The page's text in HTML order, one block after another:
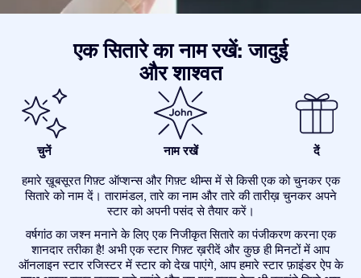
एक सितारे का नाम रखें: जादुई
और शाश्वत
चुनें नाम रखें दें
हमारे ख़ूबसूरत गिफ़्ट ऑप्शन्स और गिफ़्ट थीम्स में से किसी एक को चुनकर एक
सितारे को नाम दें। तारामंडल, तारे का नाम और तारे की तारीख़ चुनकर अपने
स्टार को अपनी पसंद से तैयार करें।
वर्षगांठ का जश्न मनाने के लिए एक निजीकृत सितारे का पंजीकरण करना एक
शानदार तरीका है! अभी एक स्टार गिफ़्ट ख़रीदें और कुछ ही मिनटों में आप
ऑनलाइन स्टार रजिस्टर में स्टार को देख पाएंगे, आप हमारे स्टार फ़ाइंडर ऐप के